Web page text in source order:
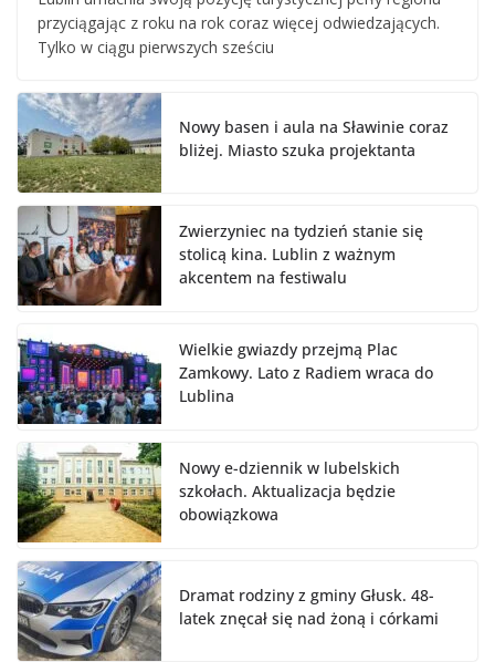
przyciągając z roku na rok coraz więcej odwiedzających.
Tylko w ciągu pierwszych sześciu
Nowy basen i aula na Sławinie coraz
bliżej. Miasto szuka projektanta
Zwierzyniec na tydzień stanie się
stolicą kina. Lublin z ważnym
akcentem na festiwalu
Wielkie gwiazdy przejmą Plac
Zamkowy. Lato z Radiem wraca do
Lublina
Nowy e-dziennik w lubelskich
szkołach. Aktualizacja będzie
obowiązkowa
Dramat rodziny z gminy Głusk. 48-
latek znęcał się nad żoną i córkami